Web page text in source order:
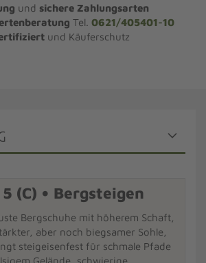
und sichere Zahlungsarten
Tel. 0621/405401-10
und Käuferschutz
5 (C) • Bergsteigen
Bergschuhe mit höherem Schaft,
aber noch biegsamer Sohle,
steigeisenfest für schmale Pfade
Gelände, schwierige